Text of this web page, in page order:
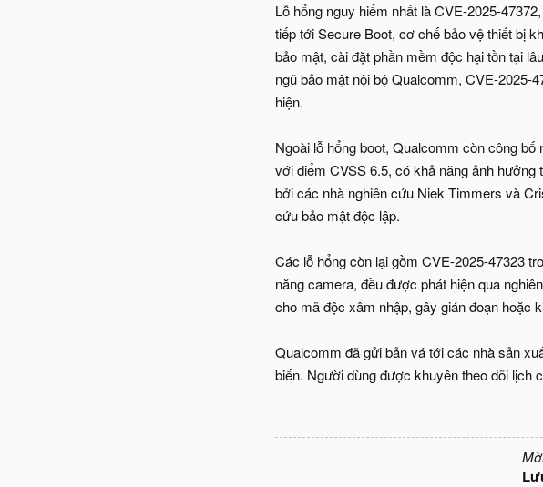
Lỗ hổng nguy hiểm nhất là CVE-2025-
tiếp tới Secure Boot, cơ chế bảo vệ thiết bị
bảo mật, cài đặt phần mềm độc hại tồn tại
ngũ bảo mật nội bộ Qualcomm, CVE-2025-
hiện.
Ngoài lỗ hổng boot, Qualcomm còn công
với điểm CVSS 6.5, có khả năng ảnh
bởi các nhà nghiên cứu Niek Timmers và
cứu bảo mật độc lập.
Các lỗ hổng còn lại gồm CVE-2025-47323
năng camera, đều được phát hiện qua
cho mã độc xâm nhập, gây gián đoạn hoặc
Qualcomm đã gửi bản vá tới các nhà sản
biến. Người dùng được khuyên theo dõi lịch